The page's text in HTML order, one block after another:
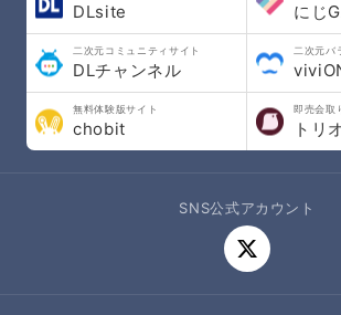
DLsite にじ
二次元コミュニティサイト
DLチャンネル
二次元バ
無料体験版サイト
chobit
即売会取
トリ
SNS公式アカウント